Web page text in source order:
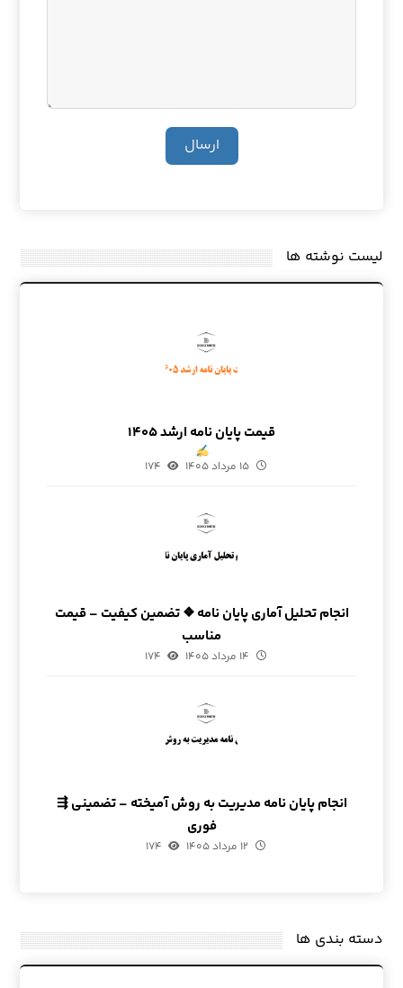
ارسال
لیست نوشته ها
قیمت پایان نامه ارشد ۱۴۰۵
۱۵ مرداد ۱۴۰۵ ۱۷۴
انجام تحلیل آماری پایان نامه ❖ تضمین کیفیت – قیمت
مناسب
۱۴ مرداد ۱۴۰۵ ۱۷۴
انجام پایان نامه مدیریت به روش آمیخته – تضمینی ⇶
فوری
۱۲ مرداد ۱۴۰۵ ۱۷۴
دسته بندی ها